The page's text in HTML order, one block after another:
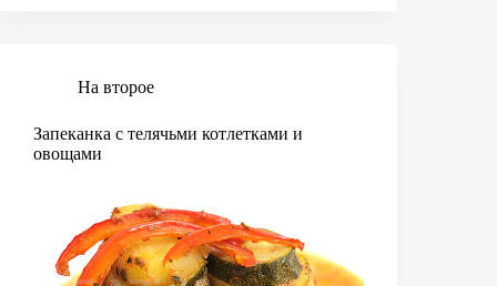
На второе
Запеканка с телячьми котлетками и
овощами